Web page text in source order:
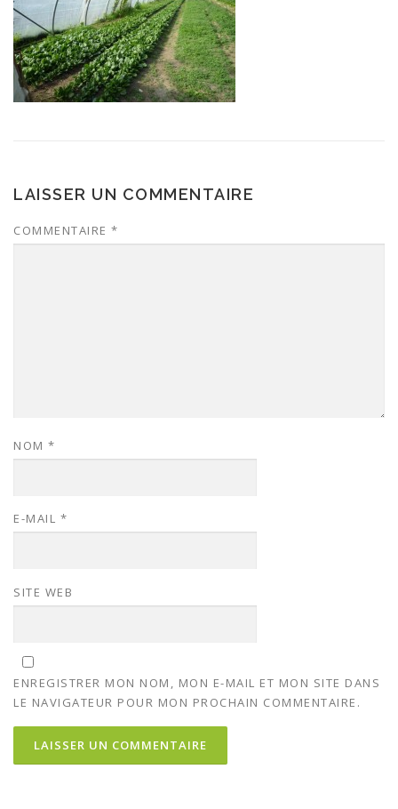
LAISSER UN COMMENTAIRE
COMMENTAIRE *
NOM *
E-MAIL *
SITE WEB
ENREGISTRER MON NOM, MON E-MAIL ET MON SITE DANS
LE NAVIGATEUR POUR MON PROCHAIN COMMENTAIRE.